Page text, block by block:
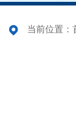
当前位置：